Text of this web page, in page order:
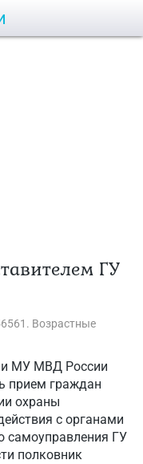
ГУ
Возрастные
МУ МВД России
прием граждан
охраны
с органами
самоуправления ГУ
полковник